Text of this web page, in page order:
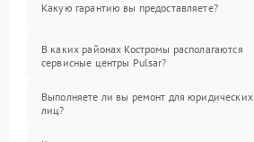
Какую гарантию вы предоставляете?
В каких районах Костромы располагаются
сервисные центры Pulsar?
Выполняете ли вы ремонт для юридических
лиц?